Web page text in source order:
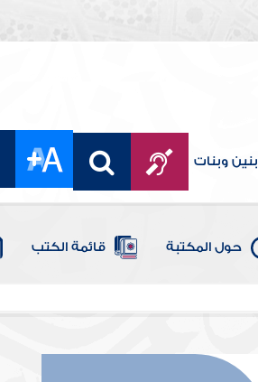
بنين وبنات
حول المكتبة قائمة الكتب